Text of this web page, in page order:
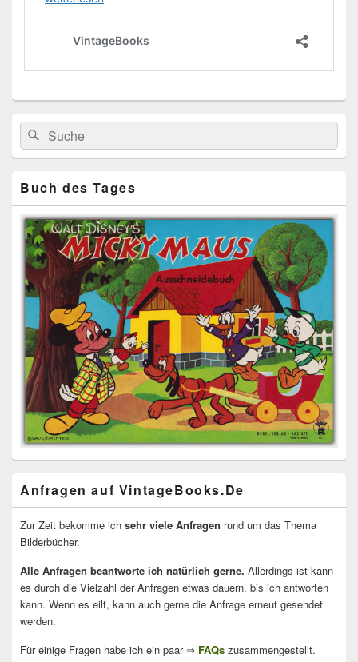
Primärer
Seitenleisten
Widget-
Bereich
Search
for:
Suche
Buch des Tages
Anfragen auf VintageBooks.De
Zur Zeit bekomme ich sehr viele Anfragen rund um das Thema
Bilderbücher.
Alle Anfragen beantworte ich natürlich gerne. Allerdings ist kann
es durch die Vielzahl der Anfragen etwas dauern, bis ich antworten
kann. Wenn es eilt, kann auch gerne die Anfrage erneut gesendet
werden.
Für einige Fragen habe ich ein paar ⇒ FAQs zusammengestellt.